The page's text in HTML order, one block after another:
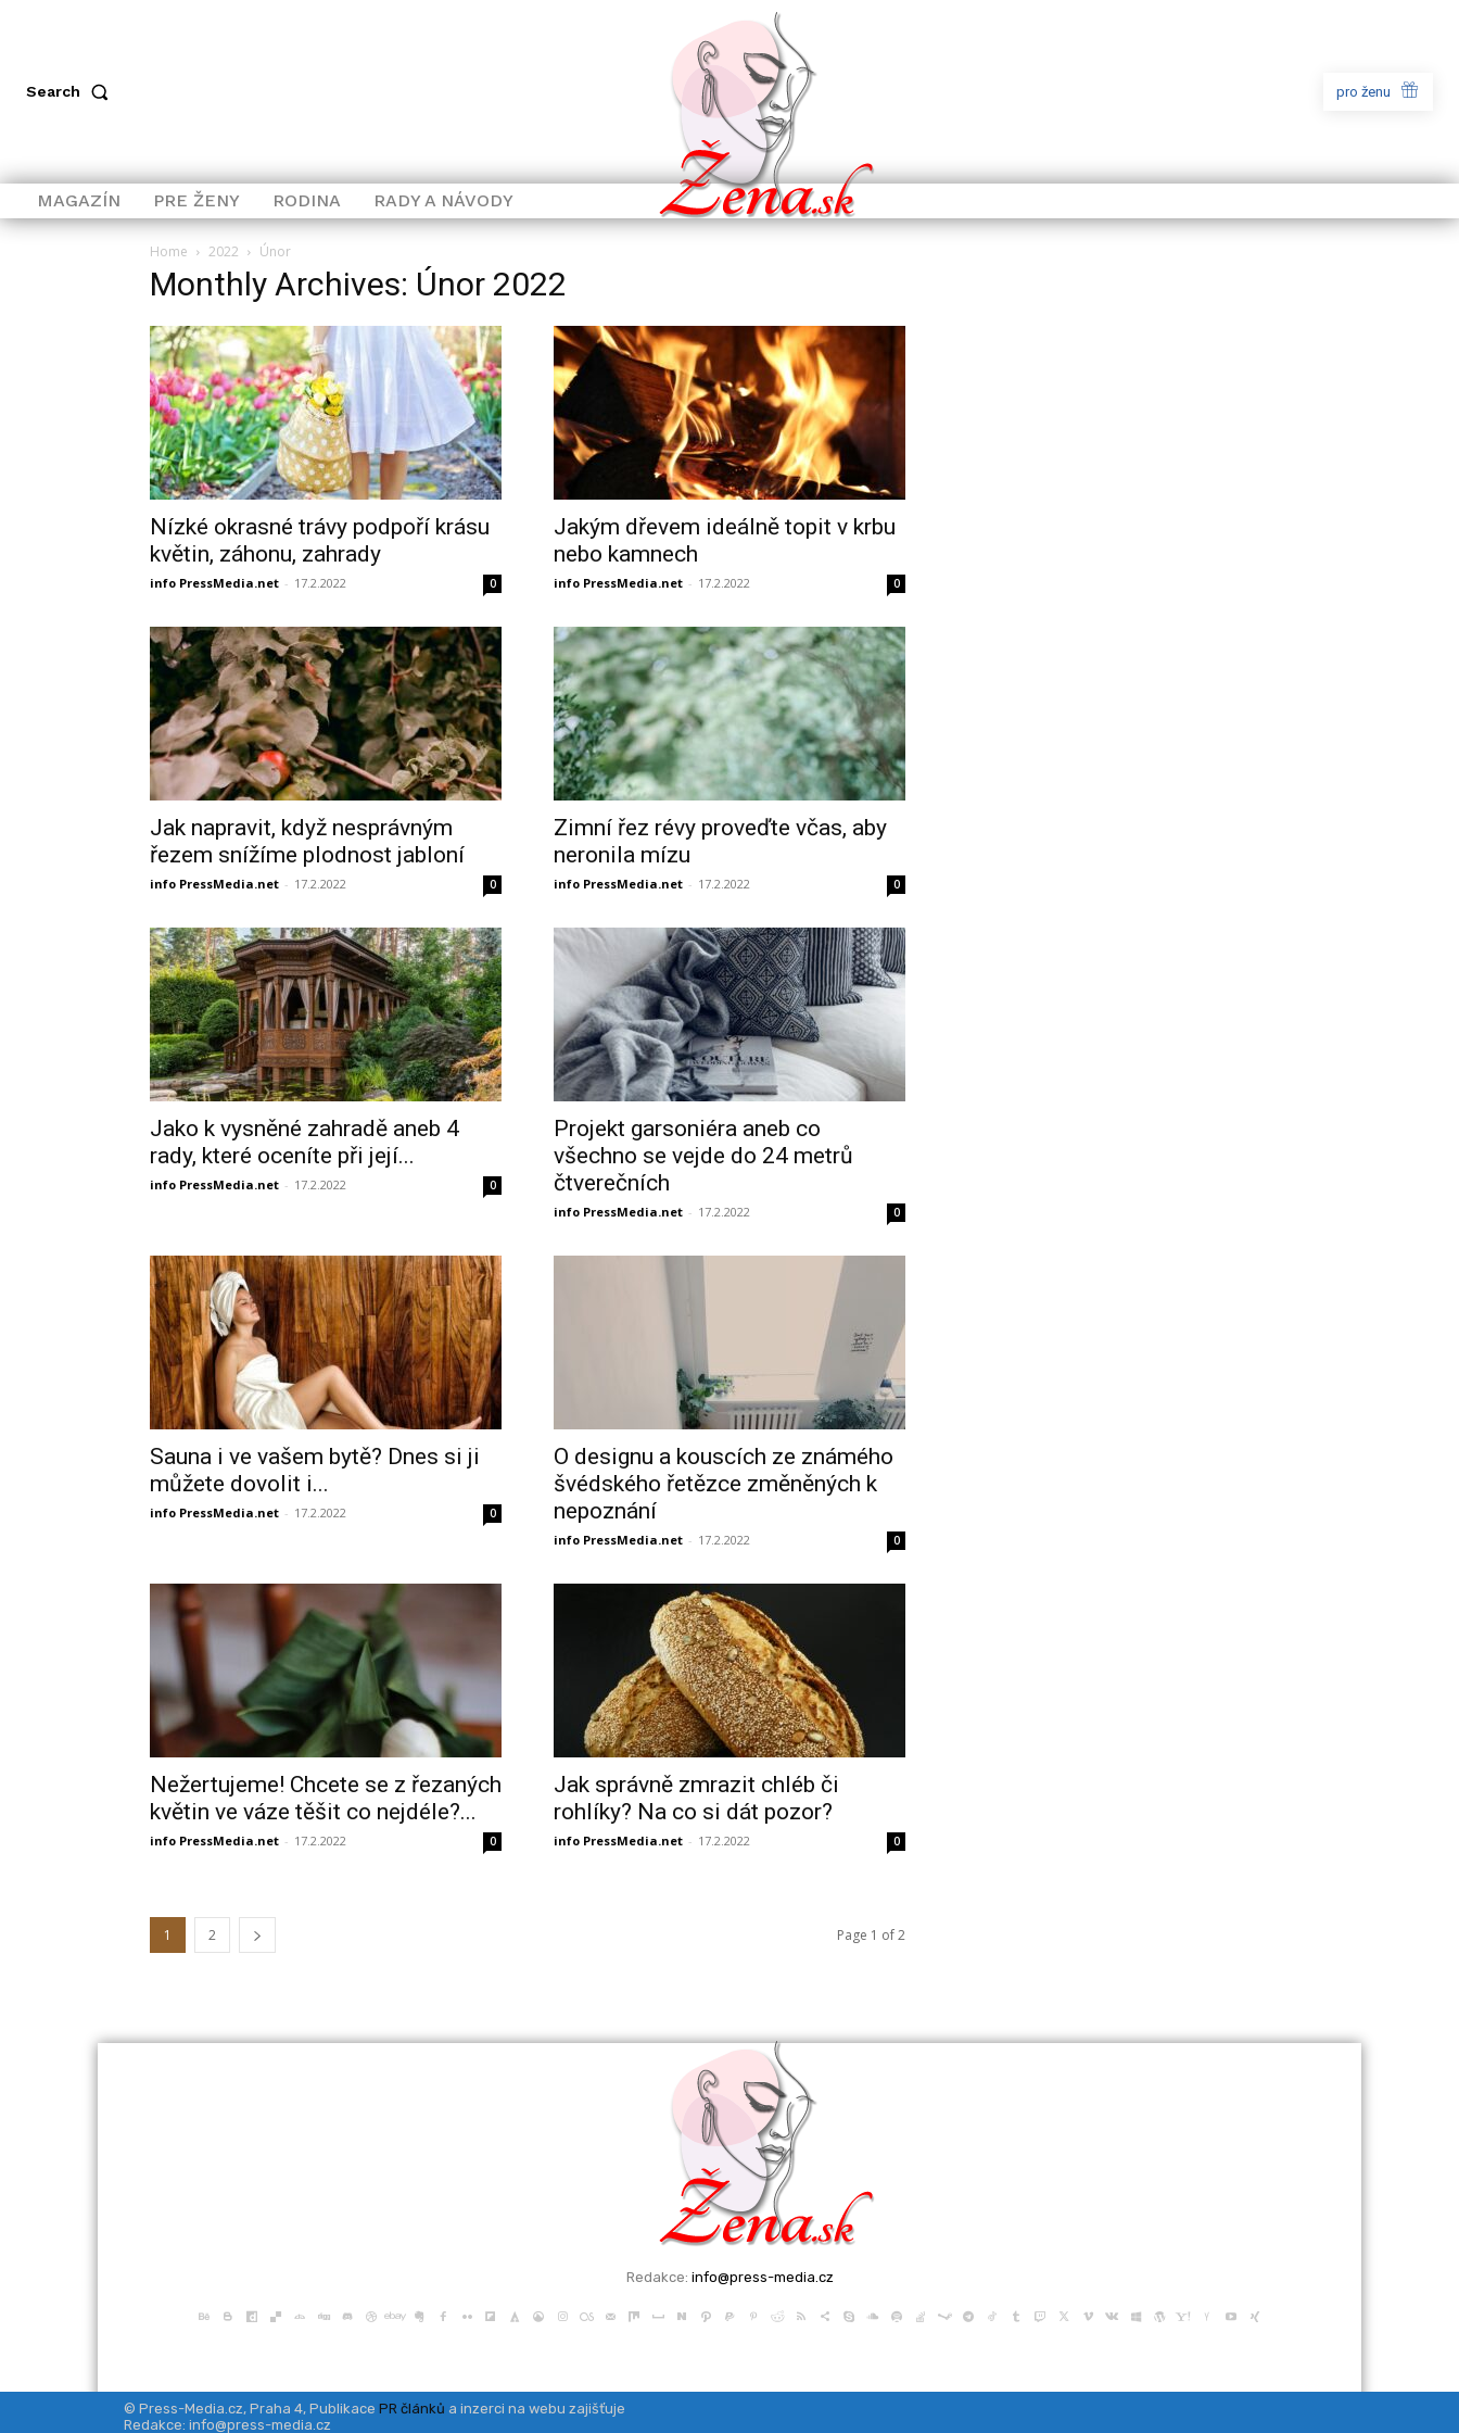
Search pro ženu
MAGAZÍN PRE ŽENY RODINA RADY A NÁVODY
Home 2022 Únor
Monthly Archives: Únor 2022
Nízké okrasné trávy podpoří krásu
květin, záhonu, zahrady
info PressMedia.net - 17.2.2022 0
Jakým dřevem ideálně topit v krbu
nebo kamnech
info PressMedia.net - 17.2.2022 0
Jak napravit, když nesprávným
řezem snížíme plodnost jabloní
info PressMedia.net - 17.2.2022 0
Zimní řez révy proveďte včas, aby
neronila mízu
info PressMedia.net - 17.2.2022 0
Jako k vysněné zahradě aneb 4
rady, které oceníte při její...
info PressMedia.net - 17.2.2022 0
Projekt garsoniéra aneb co
všechno se vejde do 24 metrů
čtverečních
info PressMedia.net - 17.2.2022 0
Sauna i ve vašem bytě? Dnes si ji
můžete dovolit i...
info PressMedia.net - 17.2.2022 0
O designu a kouscích ze známého
švédského řetězce změněných k
nepoznání
info PressMedia.net - 17.2.2022 0
Nežertujeme! Chcete se z řezaných
květin ve váze těšit co nejdéle?...
info PressMedia.net - 17.2.2022 0
Jak správně zmrazit chléb či
rohlíky? Na co si dát pozor?
info PressMedia.net - 17.2.2022 0
1 2 Page 1 of 2
Redakce: info@press-media.cz
© Press-Media.cz, Praha 4, Publikace PR článků a inzerci na webu zajišťuje
Redakce: info@press-media.cz